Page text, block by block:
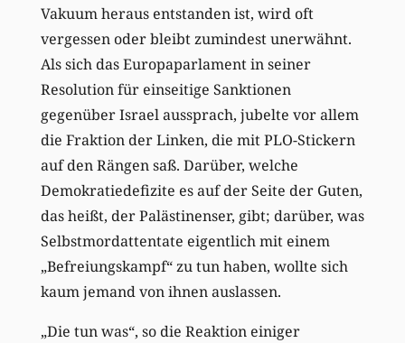
Vakuum heraus entstanden ist, wird oft
vergessen oder bleibt zumindest unerwähnt.
Als sich das Europaparlament in seiner
Resolution für einseitige Sanktionen
gegenüber Israel aussprach, jubelte vor allem
die Fraktion der Linken, die mit PLO-Stickern
auf den Rängen saß. Darüber, welche
Demokratiedefizite es auf der Seite der Guten,
das heißt, der Palästinenser, gibt; darüber, was
Selbstmordattentate eigentlich mit einem
„Befreiungskampf“ zu tun haben, wollte sich
kaum jemand von ihnen auslassen.
„Die tun was“, so die Reaktion einiger